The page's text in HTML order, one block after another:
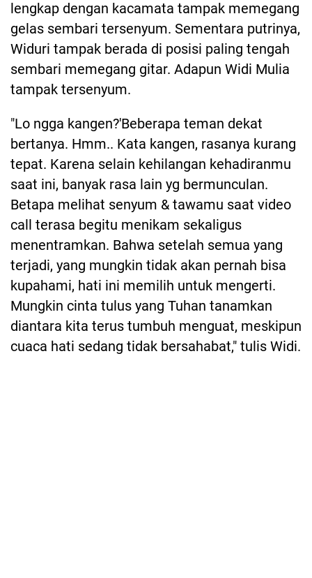
lengkap dengan kacamata tampak memegang
gelas sembari tersenyum. Sementara putrinya,
Widuri tampak berada di posisi paling tengah
sembari memegang gitar. Adapun Widi Mulia
tampak tersenyum.
"Lo ngga kangen?'Beberapa teman dekat
bertanya. Hmm.. Kata kangen, rasanya kurang
tepat. Karena selain kehilangan kehadiranmu
saat ini, banyak rasa lain yg bermunculan.
Betapa melihat senyum & tawamu saat video
call terasa begitu menikam sekaligus
menentramkan. Bahwa setelah semua yang
terjadi, yang mungkin tidak akan pernah bisa
kupahami, hati ini memilih untuk mengerti.
Mungkin cinta tulus yang Tuhan tanamkan
diantara kita terus tumbuh menguat, meskipun
cuaca hati sedang tidak bersahabat," tulis Widi.